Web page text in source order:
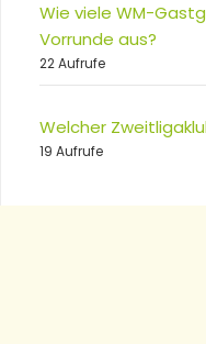
Wie viele WM-
Vorrunde aus?
22 Aufrufe
Welcher
19 Aufrufe